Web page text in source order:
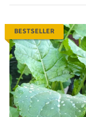
BESTSELLER